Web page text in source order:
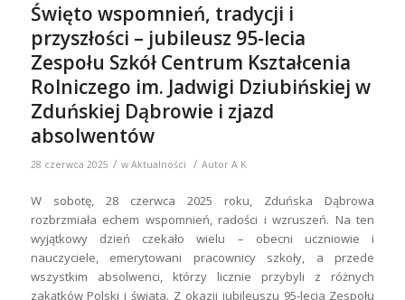
Święto wspomnień, tradycji i
przyszłości – jubileusz 95-lecia
Zespołu Szkół Centrum Kształcenia
Rolniczego im. Jadwigi Dziubińskiej w
Zduńskiej Dąbrowie i zjazd
absolwentów
28 czerwca 2025 / w Aktualności / Autor A K
W sobotę, 28 czerwca 2025 roku, Zduńska Dąbrowa
rozbrzmiała echem wspomnień, radości i wzruszeń. Na ten
wyjątkowy dzień czekało wielu – obecni uczniowie i
nauczyciele, emerytowani pracownicy szkoły, a przede
wszystkim absolwenci, którzy licznie przybyli z różnych
zakątków Polski i świata. Z okazji jubileuszu 95-lecia Zespołu